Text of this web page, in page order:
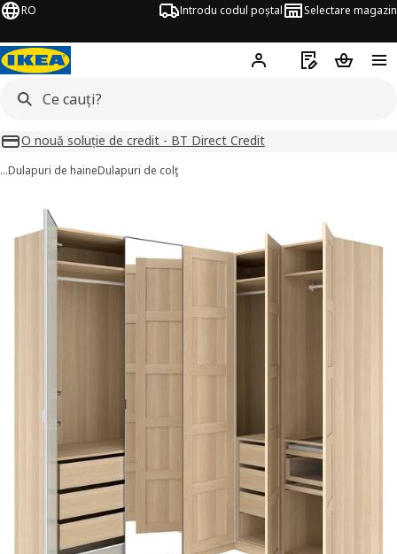
RO Introdu codul poștal Selectare magazin
Hej! Autentifică-te
Listă deCoșul de
O nouă soluție de credit - BT Direct Credit
…Dulapuri de haineDulapuri de colţ
/ BERGSBO/ÅHEIM imagini